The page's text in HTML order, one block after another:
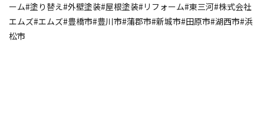
ーム#塗り替え#外壁塗装#屋根塗装#リフォーム#東三河#株式会社
エムズ#エムズ#豊橋市#豊川市#蒲郡市#新城市#田原市#湖西市#浜
松市